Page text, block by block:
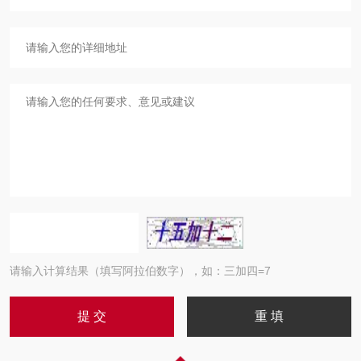
请输入计算结果（填写阿拉伯数字），如：三加四=7